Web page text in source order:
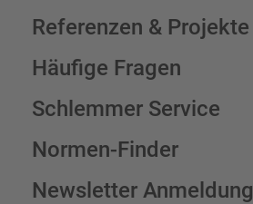
Referenzen & Projekte
Häufige Fragen
Schlemmer Service
Normen-Finder
Newsletter Anmeldung